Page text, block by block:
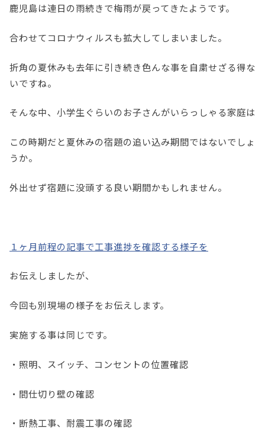
鹿児島は連日の雨続きで梅雨が戻ってきたようです。
合わせてコロナウィルスも拡大してしまいました。
折角の夏休みも去年に引き続き色んな事を自粛せざる得な
いですね。
そんな中、小学生ぐらいのお子さんがいらっしゃる家庭は
この時期だと夏休みの宿題の追い込み期間ではないでしょ
うか。
外出せず宿題に没頭する良い期間かもしれません。
１ヶ月前程の記事で工事進捗を確認する様子を
お伝えしましたが、
今回も別現場の様子をお伝えします。
実施する事は同じです。
・照明、スイッチ、コンセントの位置確認
・間仕切り壁の確認
・断熱工事、耐震工事の確認